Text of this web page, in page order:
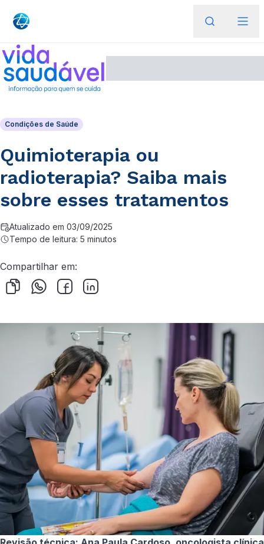
Condições de Saúde
Quimioterapia ou
radioterapia? Saiba mais
sobre esses tratamentos
Atualizado em 03/09/2025
Tempo de leitura: 5 minutos
Compartilhar em: